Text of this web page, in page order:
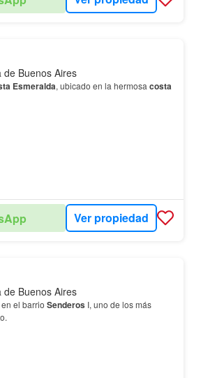
de Buenos Aires
Esmeralda, ubicado en la hermosa costa
Ver propiedad
de Buenos Aires
el barrio Senderos I, uno de los más